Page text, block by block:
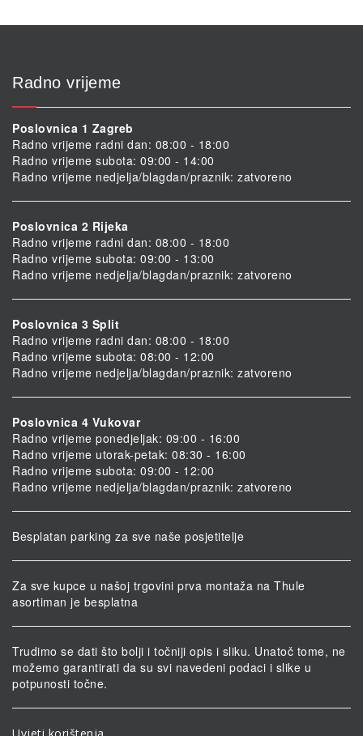
Radno vrijeme
Poslovnica 1 Zagreb
Radno vrijeme radni dan: 08:00 - 18:00
Radno vrijeme subota: 09:00 - 14:00
Radno vrijeme nedjelja/blagdan/praznik: zatvoreno
Poslovnica 2 Rijeka
Radno vrijeme radni dan: 08:00 - 18:00
Radno vrijeme subota: 09:00 - 13:00
Radno vrijeme nedjelja/blagdan/praznik: zatvoreno
Poslovnica 3 Split
Radno vrijeme radni dan: 08:00 - 18:00
Radno vrijeme subota: 08:00 - 12:00
Radno vrijeme nedjelja/blagdan/praznik: zatvoreno
Poslovnica 4 Vukovar
Radno vrijeme ponedjeljak: 09:00 - 16:00
Radno vrijeme utorak-petak: 08:30 - 16:00
Radno vrijeme subota: 09:00 - 12:00
Radno vrijeme nedjelja/blagdan/praznik: zatvoreno
Besplatan parking za sve naše posjetitelje
Za sve kupce u našoj trgovini prva montaža na Thule
asortiman je besplatna
Trudimo se dati što bolji i točniji opis i sliku. Unatoč tome, ne
možemo garantirati da su svi navedeni podaci i slike u
potpunosti točne.